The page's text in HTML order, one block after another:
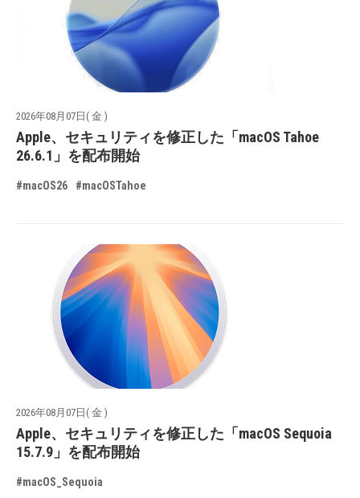
2026年08月07日( 金 )
Apple、セキュリティを修正した「macOS Tahoe
26.6.1」を配布開始
#macOS26 #macOSTahoe
2026年08月07日( 金 )
Apple、セキュリティを修正した「macOS Sequoia
15.7.9」を配布開始
#macOS_Sequoia